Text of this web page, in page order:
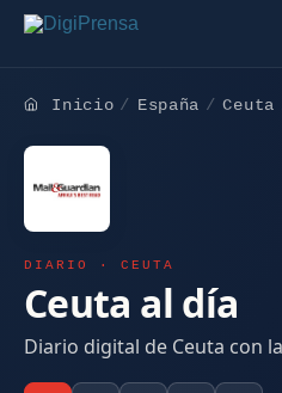
Inicio España Ceuta
DIARIO · CEUTA
Ceuta al día
Diario digital de Ceuta con